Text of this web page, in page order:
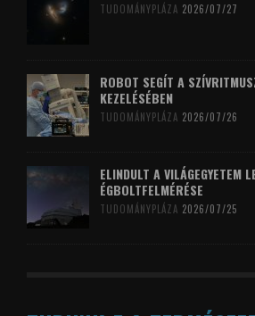
TUDOMÁNYPLÁZA 2026/07/27
ROBOT SEGÍT A
KEZELÉSÉBEN
TUDOMÁNYPLÁZA 2026/07/26
ELINDULT A VILÁGEGYETEM
ÉGBOLTFELMÉRÉSE
TUDOMÁNYPLÁZA 2026/07/25